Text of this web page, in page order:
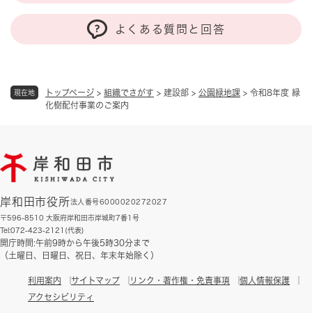
現在地 トップページ > 組織でさがす > 建設部 > 公園緑地課 > 令和8年度 緑
化樹配付事業のご案内
よくある質問と回答
岸和田市役所法人番号6000020272027
〒596-8510 大阪府岸和田市岸城町7番1号
Tel:072-423-2121(代表)
開庁時間:午前9時から午後5時30分まで
（土曜日、日曜日、祝日、年末年始除く）
利用案内 サイトマップ リンク・著作権・免責事項
個人情報保護
アクセシビリティ